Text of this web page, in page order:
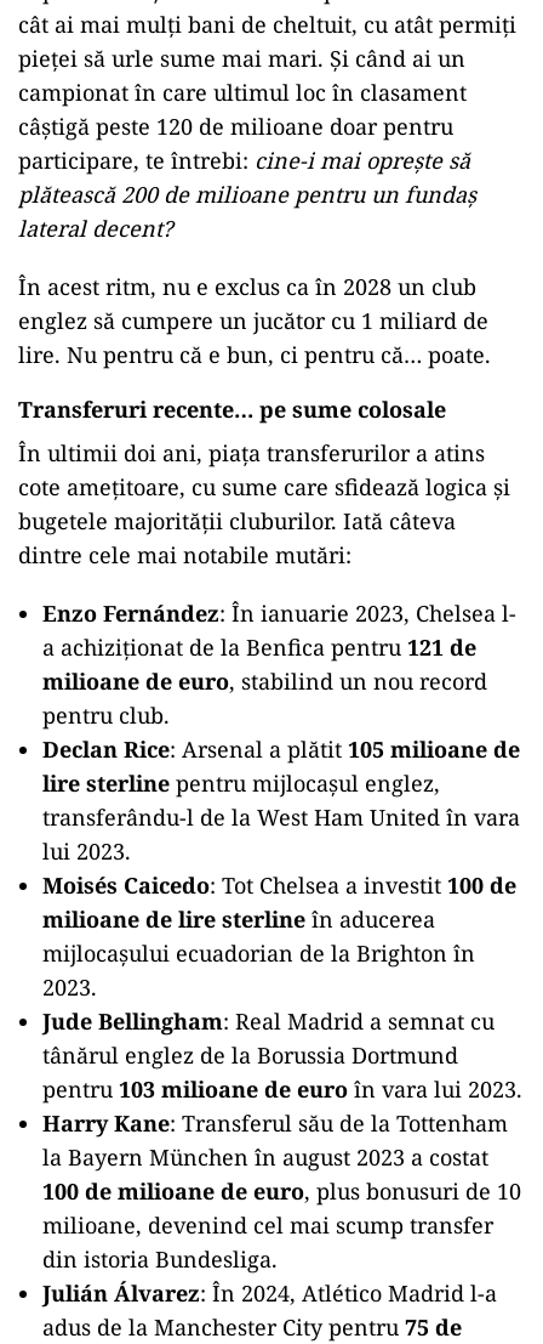
cât ai mai mulți bani de cheltuit, cu atât permiți
pieței să urle sume mai mari. Și când ai un
campionat în care ultimul loc în clasament
câștigă peste 120 de milioane doar pentru
participare, te întrebi: cine-i mai oprește să
plătească 200 de milioane pentru un fundaș
lateral decent?
În acest ritm, nu e exclus ca în 2028 un club
englez să cumpere un jucător cu 1 miliard de
lire. Nu pentru că e bun, ci pentru că… poate.
Transferuri recente… pe sume colosale
În ultimii doi ani, piața transferurilor a atins
cote amețitoare, cu sume care sfidează logica și
bugetele majorității cluburilor. Iată câteva
dintre cele mai notabile mutări:
Enzo Fernández: În ianuarie 2023, Chelsea l-
a achiziționat de la Benfica pentru 121 de
milioane de euro, stabilind un nou record
pentru club.
Declan Rice: Arsenal a plătit 105 milioane de
lire sterline pentru mijlocașul englez,
transferându-l de la West Ham United în vara
lui 2023.
Moisés Caicedo: Tot Chelsea a investit 100 de
milioane de lire sterline în aducerea
mijlocașului ecuadorian de la Brighton în
2023.
Jude Bellingham: Real Madrid a semnat cu
tânărul englez de la Borussia Dortmund
pentru 103 milioane de euro în vara lui 2023.
Harry Kane: Transferul său de la Tottenham
la Bayern München în august 2023 a costat
100 de milioane de euro, plus bonusuri de 10
milioane, devenind cel mai scump transfer
din istoria Bundesliga.
Julián Álvarez: În 2024, Atlético Madrid l-a
adus de la Manchester City pentru 75 de